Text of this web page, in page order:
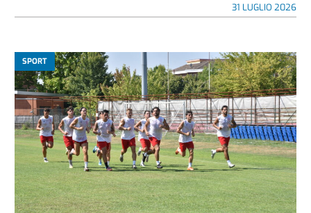
31 LUGLIO 2026
SPORT